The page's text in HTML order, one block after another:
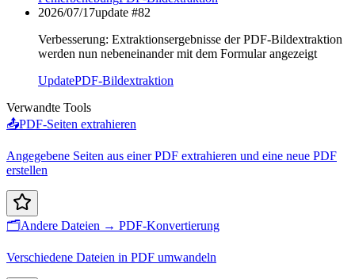
2026/07/17update #82
Verbesserung: Extraktionsergebnisse der PDF-Bildextraktion
werden nun nebeneinander mit dem Formular angezeigt
UpdatePDF-Bildextraktion
Verwandte Tools
📤PDF-Seiten extrahieren
Angegebene Seiten aus einer PDF extrahieren und eine neue PDF
erstellen
🗂️Andere Dateien → PDF-Konvertierung
Verschiedene Dateien in PDF umwandeln